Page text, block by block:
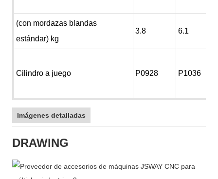
(con mordazas blandas
estándar) kg
3.8 6.1
Cilindro a juego P0928 P1036
Imágenes detalladas
DRAWING